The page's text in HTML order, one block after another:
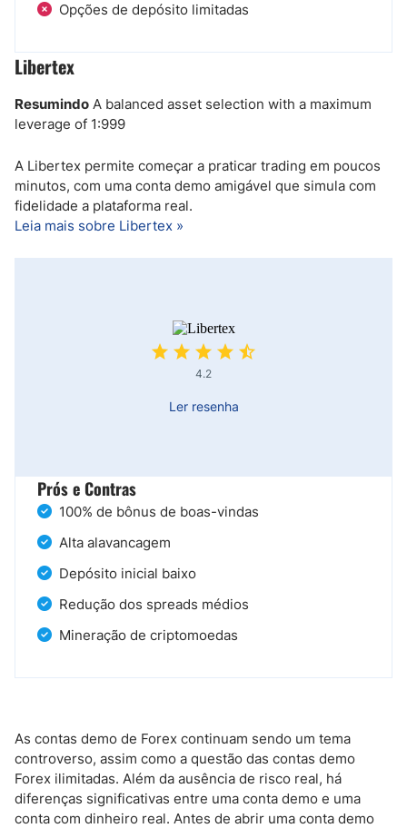
Opções de depósito limitadas
Libertex
Resumindo A balanced asset selection with a maximum
leverage of 1:999
A Libertex permite começar a praticar trading em poucos
minutos, com uma conta demo amigável que simula com
fidelidade a plataforma real.
Leia mais sobre Libertex »
4.2
Ler resenha
Prós e Contras
100% de bônus de boas-vindas
Alta alavancagem
Depósito inicial baixo
Redução dos spreads médios
Mineração de criptomoedas
As contas demo de Forex continuam sendo um tema
controverso, assim como a questão das contas demo
Forex ilimitadas. Além da ausência de risco real, há
diferenças significativas entre uma conta demo e uma
conta com dinheiro real. Antes de abrir uma conta demo